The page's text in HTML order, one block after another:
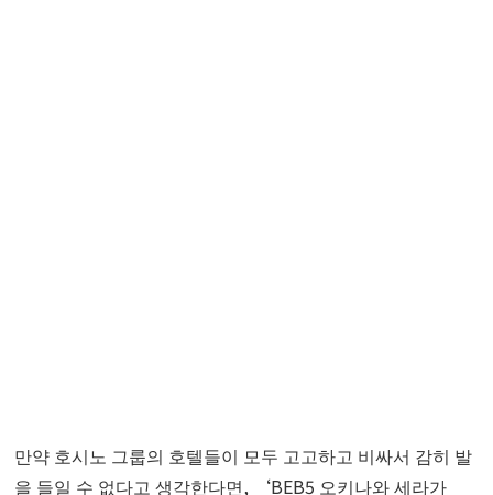
만약 호시노 그룹의 호텔들이 모두 고고하고 비싸서 감히 발
을 들일 수 없다고 생각한다면, ‘BEB5 오키나와 세라가